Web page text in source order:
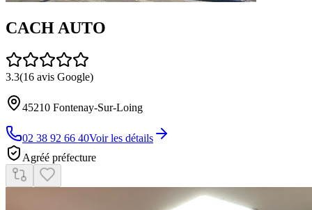
CACH AUTO
3.3(16 avis Google)
45210 Fontenay-Sur-Loing
02 38 92 66 40Voir les détails
Agréé préfecture